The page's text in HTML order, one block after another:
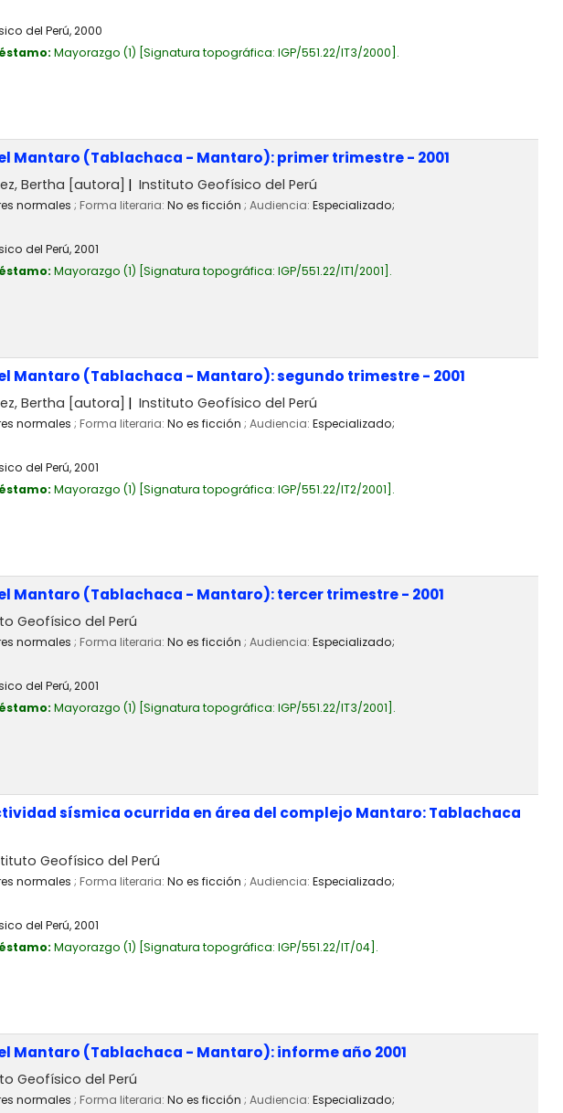
del Perú,2000
Mayorazgo (1) Signatura topográfica: IGP/551.22/IT3/2000 .
Mantaro (Tablachaca - Mantaro): primer trimestre - 2001
Bertha [autora] Instituto Geofísico del Perú
normales ; Forma literaria: No es ficción ; Audiencia: Especializado;
del Perú,2001
Mayorazgo (1) Signatura topográfica: IGP/551.22/IT1/2001 .
Mantaro (Tablachaca - Mantaro): segundo trimestre - 2001
Bertha [autora] Instituto Geofísico del Perú
normales ; Forma literaria: No es ficción ; Audiencia: Especializado;
del Perú,2001
Mayorazgo (1) Signatura topográfica: IGP/551.22/IT2/2001 .
Mantaro (Tablachaca - Mantaro): tercer trimestre - 2001
Geofísico del Perú
normales ; Forma literaria: No es ficción ; Audiencia: Especializado;
del Perú,2001
Mayorazgo (1) Signatura topográfica: IGP/551.22/IT3/2001 .
sísmica ocurrida en área del complejo Mantaro: Tablachaca
Geofísico del Perú
normales ; Forma literaria: No es ficción ; Audiencia: Especializado;
del Perú,2001
Mayorazgo (1) Signatura topográfica: IGP/551.22/IT/04 .
Mantaro (Tablachaca - Mantaro): informe año 2001
Geofísico del Perú
normales ; Forma literaria: No es ficción ; Audiencia: Especializado;